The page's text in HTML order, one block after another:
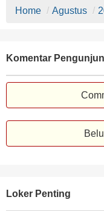
Home / Agustus /
Komentar
Loker Penting